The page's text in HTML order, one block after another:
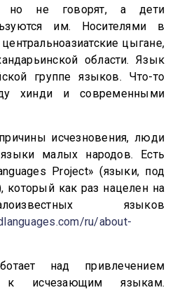
но не говорят, а дети
им. Носителями в
цыгане,
области. Язык
группе языков. Что-то
хинди и современными
исчезновения, люди
языки малых народов. Есть
Project» (языки, под
который как раз нацелен на
языков
ru/about-
над привлечением
к исчезающим языкам.